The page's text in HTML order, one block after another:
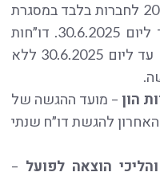
להגשת דו״חות שנתיים לשנת 2023 לחברות בלבד במסגרת
הסדר ארכות למייצגים יידחה עד ליום 30.6.2025. דו״חות
ליחידים לשנת 2023 ניתן להגיש עד ליום 30.6.2025 ללא
הון – מועד ההגשה של
להגשת דו״ח שנתי
הוצאה לפועל –